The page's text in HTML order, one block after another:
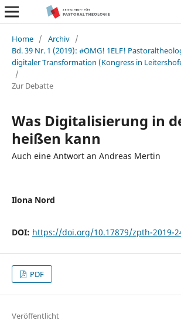
Home / Archiv /
Bd. 39 Nr. 1 (2019): #OMG! 1ELF!
digitaler Transformation (Kongress in
/
Zur Debatte
Was Digitalisierung in
heißen kann
Auch eine Antwort an Andreas Mertin
Ilona Nord
DOI: https://doi.org/10.17879/zpth-2019-
PDF
Veröffentlicht